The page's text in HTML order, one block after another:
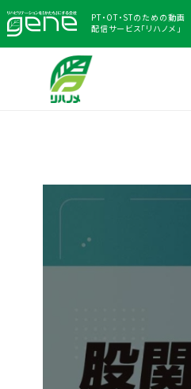
PT・OT・STのための動画
配信サービス「リハノメ」